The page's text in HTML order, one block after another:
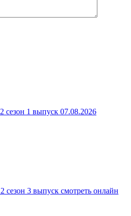
1 выпуск 07.08.2026
сезон 3 выпуск смотреть онлайн